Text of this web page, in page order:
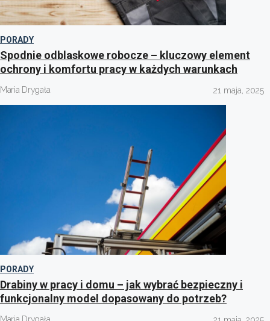
PORADY
Spodnie odblaskowe robocze – kluczowy element
ochrony i komfortu pracy w każdych warunkach
Maria Drygała 21 maja, 2025
PORADY
Drabiny w pracy i domu – jak wybrać bezpieczny i
funkcjonalny model dopasowany do potrzeb?
Maria Drygała